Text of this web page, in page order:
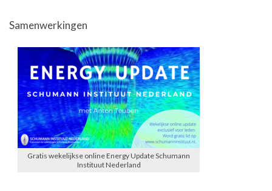
Samenwerkingen
Gratis wekelijkse online Energy Update Schumann
Instituut Nederland